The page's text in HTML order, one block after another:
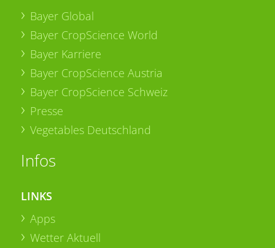
Bayer Global
Bayer CropScience World
Bayer Karriere
Bayer CropScience Austria
Bayer CropScience Schweiz
Presse
Vegetables Deutschland
Infos
LINKS
Apps
Wetter Aktuell